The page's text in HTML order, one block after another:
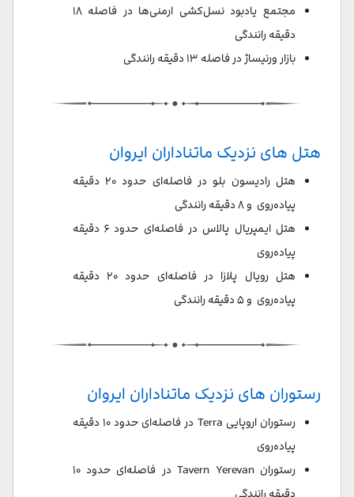
مجتمع یادبود نسل‌کشی ارمنی‌ها در فاصله ۱۸
دقیقه رانندگی
بازار ورنیساژ در فاصله ۱۳ دقیقه رانندگی
هتل های نزدیک ماتناداران ایروان
هتل رادیسون بلو در فاصله‌ای حدود ۲۰ دقیقه
پیاده‌روی و ۸ دقیقه رانندگی
هتل ایمپریال پالاس در فاصله‌ای حدود ۶ دقیقه
پیاده‌روی
هتل رویال پلازا در فاصله‌ای حدود ۲۰ دقیقه
پیاده‌روی و ۵ دقیقه رانندگی
رستوران های نزدیک ماتناداران ایروان
رستوران اروپایی Terra در فاصله‌ای حدود ۱۰ دقیقه
پیاده‌روی
رستوران Tavern Yerevan در فاصله‌ای حدود ۱۰